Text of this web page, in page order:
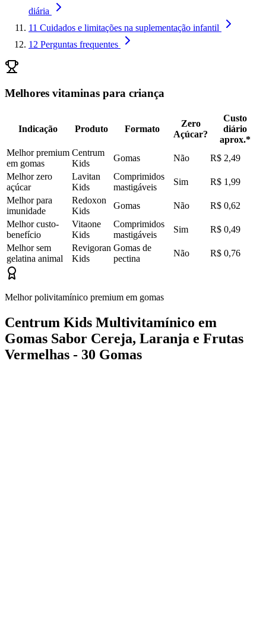
diária
11 Cuidados e limitações na suplementação infantil
12 Perguntas frequentes
Melhores vitaminas para criança
Indicação Produto Formato
Zero
Açúcar?
Custo
diário
aprox.*
Melhor premium
em gomas
Centrum
Kids
Gomas Não
R$ 2,49
Melhor zero
açúcar
Lavitan
Kids
Comprimidos
mastigáveis
Sim
R$ 1,99
Melhor para
imunidade
Redoxon
Kids
Gomas Não
R$ 0,62
Melhor custo-
benefício
Vitaone
Kids
Comprimidos
mastigáveis
Sim
R$ 0,49
Melhor sem
gelatina animal
Revigoran
Kids
Gomas de
pectina
Não R$ 0,76
Melhor polivitamínico premium em gomas
Centrum Kids Multivitamínico em
Gomas Sabor Cereja, Laranja e Frutas
Vermelhas - 30 Gomas